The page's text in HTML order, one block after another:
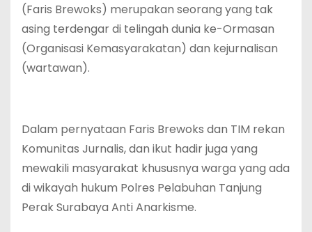
(Faris Brewoks) merupakan seorang yang tak
asing terdengar di telingah dunia ke-Ormasan
(Organisasi Kemasyarakatan) dan kejurnalisan
(wartawan).
Dalam pernyataan Faris Brewoks dan TIM rekan
Komunitas Jurnalis, dan ikut hadir juga yang
mewakili masyarakat khususnya warga yang ada
di wikayah hukum Polres Pelabuhan Tanjung
Perak Surabaya Anti Anarkisme.